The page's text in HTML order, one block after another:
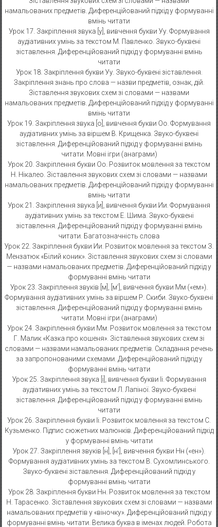
намальованих предметів. Диференційований підхід у формуванні
вмінь читати
Урок 17. Закріплення звука [у], вивчення букви Уу. Формування
аудіативних умінь за текстом М. Павленко. Звуко-буквені
зіставлення. Диференційований підхід у формуванні вмінь
читати
Урок 18. Закріплення букви Уу. Звуко-буквені зіставлення.
Закріплення знань про слова — назви предметів, ознак, дій.
Зіставлення звукових схем зі словами — назвами
намальованих предметів. Диференційований підхід у формуванні
вмінь читати
Урок 19. Закріплення звука [о], вивчення букви Оо. Формування
аудіативних умінь за віршем В. Крищенка. Звуко-буквені
зіставлення. Диференційований підхід у формуванні вмінь
читати. Мовні ігри (анаграми)
Урок 20. Закріплення букви Оо. Розвиток мовлення за текстом
Н. Нікалео. Зіставлення звукових схем зі словами — назвами
намальованих предметів. Диференційований підхід у формуванні
вмінь читати
Урок 21. Закріплення звука [и], вивчення букви Ии. Формування
аудіативних умінь за текстом Е. Шима. Звуко-буквені
зіставлення. Диференційований підхід у формуванні вмінь
читати. Багатозначність слова
Урок 22. Закріплення букви Ии. Розвиток мовлення за текстом З.
Мензатюк «Білий коник». Зіставлення звукових схем зі словами
— назвами намальованих предметів. Диференційований підхід у
формуванні вмінь читати
Урок 23. Закріплення звуків [м], [м’], вивчення букви Мм («ем»).
Формування аудіативних умінь за віршем Р. Скиби. Звуко-буквені
зіставлення. Диференційований підхід у формуванні вмінь
читати. Мовні ігри (анаграми)
Урок 24. Закріплення букви Мм. Розвиток мовлення за текстом
Г. Малик «Казка про кошеня». Зіставлення звукових схем зі
словами — назвами намальованих предметів. Складання речень
за запропонованими схемами. Диференційований підхід у
формуванні вмінь читати
Урок 25. Закріплення звука [і], вивчення букви Іі. Формування
аудіативних умінь за текстом Л. Лапіної. Звуко-буквені
зіставлення. Диференційований підхід у формуванні вмінь
читати
Урок 26. Закріплення букви Іі. Розвиток мовлення за текстом С.
Кузьменко. Підпис сюжетних малюнків. Диференційований підхід
у формуванні вмінь читати
Урок 27. Закріплення звуків [н], [н’], вивчення букви Нн («ен»).
Формування аудіативних умінь за текстом В. Сухомлинського.
Звуко-буквені зіставлення. Диференційований підхід у
формуванні вмінь читати
Урок 28. Закріплення букви Нн. Розвиток мовлення за текстом
Н. Тарасенко. Зіставлення звукових схем зі словами — назвами
намальованих предметів у «віночку». Диференційований підхід у
формуванні вмінь читати. Велика буква в іменах людей. Робота